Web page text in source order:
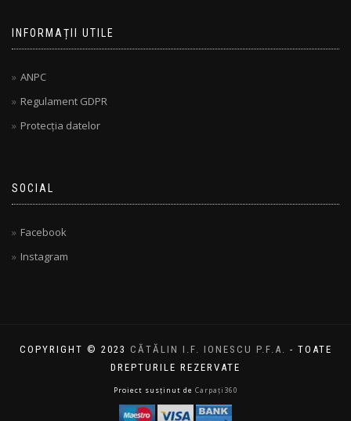
INFORMAȚII UTILE
ANPC
Regulament GDPR
Protecția datelor
SOCIAL
Facebook
Instagram
COPYRIGHT © 2023 CĂTĂLIN I.F. IONESCU P.F.A. - TOATE
DREPTURILE REZERVATE
Proiect susținut de Carpați360